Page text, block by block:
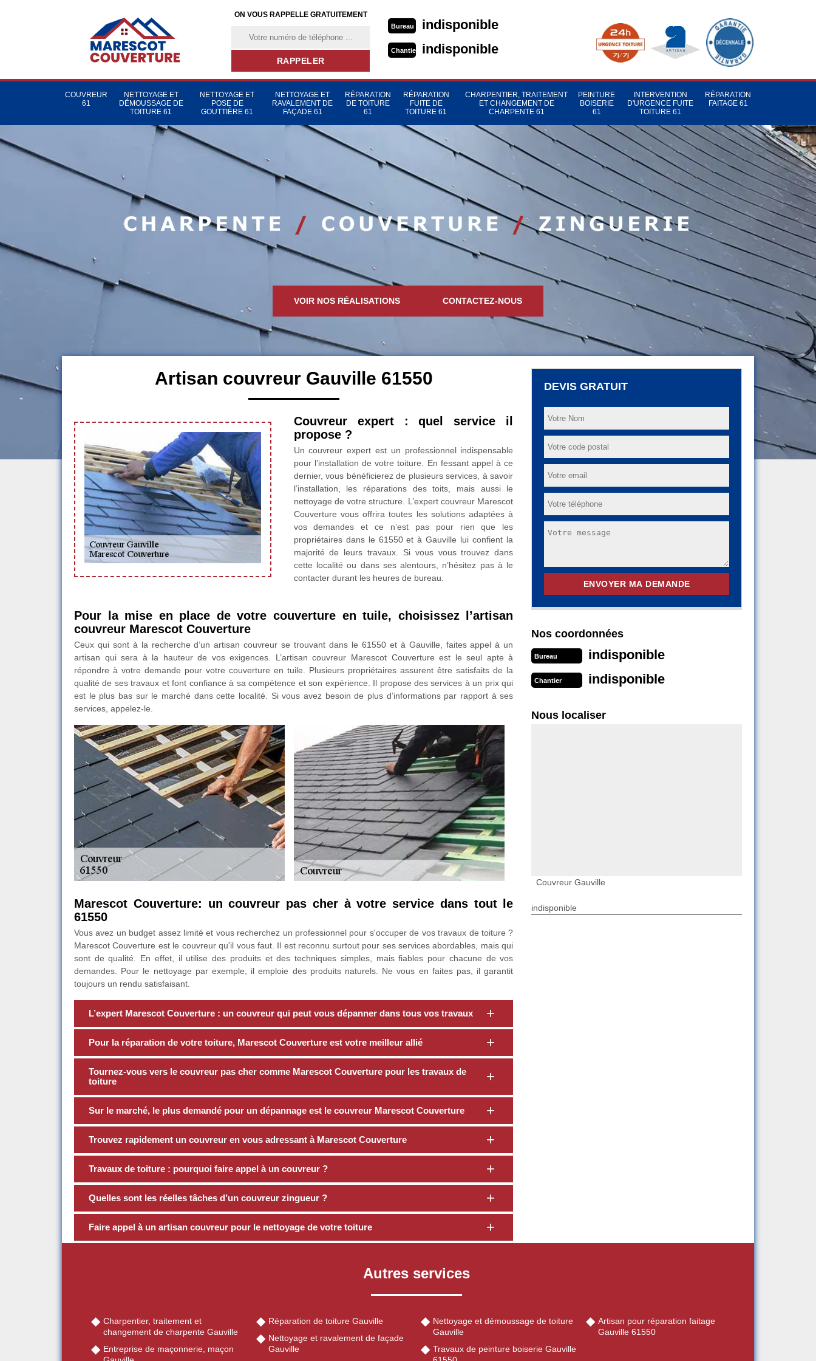
ON VOUS RAPPELLE GRATUITEMENT
Bureau indisponible
Chantier indisponible
COUVREUR
61
NETTOYAGE ET
DÉMOUSSAGE DE
TOITURE 61
NETTOYAGE ET
POSE DE
GOUTTIÈRE 61
NETTOYAGE ET
RAVALEMENT DE
FAÇADE 61
RÉPARATION
DE TOITURE
61
RÉPARATION
FUITE DE
TOITURE 61
CHARPENTIER, TRAITEMENT
ET CHANGEMENT DE
CHARPENTE 61
PEINTURE
BOISERIE
61
INTERVENTION
D'URGENCE FUITE
TOITURE 61
RÉPARATION
FAITAGE 61
VOIR NOS RÉALISATIONS CONTACTEZ-NOUS
Artisan couvreur Gauville 61550
Couvreur expert : quel service il
propose ?
Un couvreur expert est un professionnel indispensable
pour l’installation de votre toiture. En fessant appel à ce
dernier, vous bénéficierez de plusieurs services, à savoir
l’installation, les réparations des toits, mais aussi le
nettoyage de votre structure. L’expert couvreur Marescot
Couverture vous offrira toutes les solutions adaptées à
vos demandes et ce n’est pas pour rien que les
propriétaires dans le 61550 et à Gauville lui confient la
majorité de leurs travaux. Si vous vous trouvez dans
cette localité ou dans ses alentours, n’hésitez pas à le
contacter durant les heures de bureau.
Pour la mise en place de votre couverture en tuile, choisissez l’artisan
couvreur Marescot Couverture
Ceux qui sont à la recherche d’un artisan couvreur se trouvant dans le 61550 et à Gauville, faites appel à un
artisan qui sera à la hauteur de vos exigences. L’artisan couvreur Marescot Couverture est le seul apte à
répondre à votre demande pour votre couverture en tuile. Plusieurs propriétaires assurent être satisfaits de la
qualité de ses travaux et font confiance à sa compétence et son expérience. Il propose des services à un prix qui
est le plus bas sur le marché dans cette localité. Si vous avez besoin de plus d’informations par rapport à ses
services, appelez-le.
Marescot Couverture: un couvreur pas cher à votre service dans tout le
61550
Vous avez un budget assez limité et vous recherchez un professionnel pour s'occuper de vos travaux de toiture ?
Marescot Couverture est le couvreur qu'il vous faut. Il est reconnu surtout pour ses services abordables, mais qui
sont de qualité. En effet, il utilise des produits et des techniques simples, mais fiables pour chacune de vos
demandes. Pour le nettoyage par exemple, il emploie des produits naturels. Ne vous en faites pas, il garantit
toujours un rendu satisfaisant.
L’expert Marescot Couverture : un couvreur qui peut vous dépanner dans tous vos travaux
Pour la réparation de votre toiture, Marescot Couverture est votre meilleur allié
Tournez-vous vers le couvreur pas cher comme Marescot Couverture pour les travaux de
toiture
Sur le marché, le plus demandé pour un dépannage est le couvreur Marescot Couverture
Trouvez rapidement un couvreur en vous adressant à Marescot Couverture
Travaux de toiture : pourquoi faire appel à un couvreur ?
Quelles sont les réelles tâches d’un couvreur zingueur ?
Faire appel à un artisan couvreur pour le nettoyage de votre toiture
DEVIS GRATUIT
Nos coordonnées
Bureau indisponible
Chantier indisponible
Nous localiser
Couvreur Gauville
indisponible
Autres services
Charpentier, traitement et
changement de charpente Gauville
Entreprise de maçonnerie, maçon
Réparation de toiture Gauville
Nettoyage et ravalement de façade
Gauville
Nettoyage et démoussage de toiture
Gauville
Travaux de peinture boiserie Gauville
Artisan pour réparation faitage
Gauville 61550